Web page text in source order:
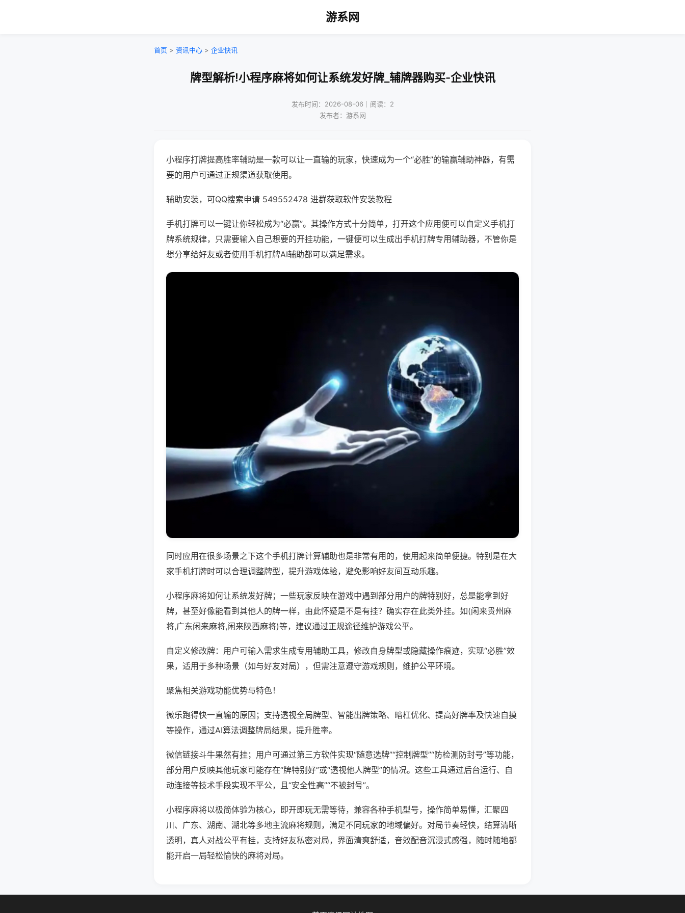
游系网
首页 > 资讯中心 > 企业快讯
牌型解析!小程序麻将如何让系统发好牌_辅牌器购买-企业快讯
发布时间：2026-08-06｜阅读：2
发布者：游系网
小程序打牌提高胜率辅助是一款可以让一直输的玩家，快速成为一个“必胜”的输赢辅助神器，有需
要的用户可通过正规渠道获取使用。
辅助安装，可QQ搜索申请 549552478 进群获取软件安装教程
手机打牌可以一键让你轻松成为“必赢”。其操作方式十分简单，打开这个应用便可以自定义手机打
牌系统规律，只需要输入自己想要的开挂功能，一键便可以生成出手机打牌专用辅助器，不管你是
想分享给好友或者使用手机打牌AI辅助都可以满足需求。
同时应用在很多场景之下这个手机打牌计算辅助也是非常有用的，使用起来简单便捷。特别是在大
家手机打牌时可以合理调整牌型，提升游戏体验，避免影响好友间互动乐趣。
小程序麻将如何让系统发好牌；一些玩家反映在游戏中遇到部分用户的牌特别好，总是能拿到好
牌，甚至好像能看到其他人的牌一样，由此怀疑是不是有挂？确实存在此类外挂。如(闲来贵州麻
将,广东闲来麻将,闲来陕西麻将)等，建议通过正规途径维护游戏公平。
自定义修改牌：用户可输入需求生成专用辅助工具，修改自身牌型或隐藏操作痕迹，实现“必胜”效
果，适用于多种场景（如与好友对局），但需注意遵守游戏规则，维护公平环境。
聚焦相关游戏功能优势与特色！
微乐跑得快一直输的原因；支持透视全局牌型、智能出牌策略、暗杠优化、提高好牌率及快速自摸
等操作，通过AI算法调整牌局结果，提升胜率。
微信链接斗牛果然有挂；用户可通过第三方软件实现“随意选牌”“控制牌型”“防检测防封号”等功能，
部分用户反映其他玩家可能存在“牌特别好”或“透视他人牌型”的情况。这些工具通过后台运行、自
动连接等技术手段实现不平公，且“安全性高”“不被封号”。
小程序麻将以极简体验为核心，即开即玩无需等待，兼容各种手机型号，操作简单易懂，汇聚四
川、广东、湖南、湖北等多地主流麻将规则，满足不同玩家的地域偏好。对局节奏轻快，结算清晰
透明，真人对战公平有挂，支持好友私密对局，界面清爽舒适，音效配音沉浸式感强，随时随地都
能开启一局轻松愉快的麻将对局。